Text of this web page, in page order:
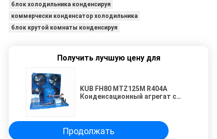
блок холодильника конденсируя
коммерчески конденсатор холодильника
блок крутой комнаты конденсируя
Получить лучшую цену для
KUB FH80 MTZ125M R404A
Конденсационный агрегат с
Продолжать